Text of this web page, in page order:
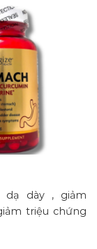
dạ dày , giảm
triệu chứng